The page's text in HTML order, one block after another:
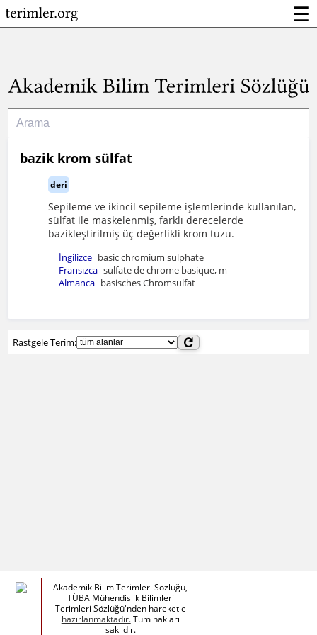
☰
bazik krom sülfat
deri
Sepileme ve ikincil sepileme işlemlerinde kullanılan,
sülfat ile maskelenmiş, farklı derecelerde
bazikleştirilmiş üç değerlikli krom tuzu.
İngilizce basic chromium sulphate
Fransızca sulfate de chrome basique, m
Almanca basisches Chromsulfat
Rastgele Terim:
Akademik Bilim Terimleri Sözlüğü,
TÜBA Mühendislik Bilimleri
Terimleri Sözlüğü'nden hareketle
hazırlanmaktadır.Tüm hakları
saklıdır.